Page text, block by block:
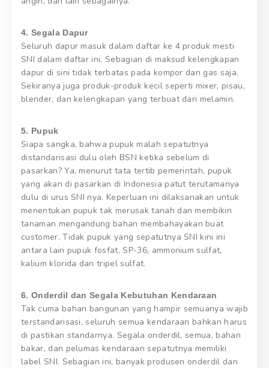
4. Segala Dapur
Seluruh dapur masuk dalam daftar ke 4 produk mesti
SNI dalam daftar ini. Sebagian di maksud kelengkapan
dapur di sini tidak terbatas pada kompor dan gas saja.
Sekiranya juga produk-produk kecil seperti mixer, pisau,
blender, dan kelengkapan yang terbuat dari melamin.
5. Pupuk
Siapa sangka, bahwa pupuk malah sepatutnya
distandarisasi dulu oleh BSN ketika sebelum di
pasarkan? Ya, menurut tata tertib pemerintah, pupuk
yang akan di pasarkan di Indonesia patut terutamanya
dulu di urus SNI nya. Keperluan ini dilaksanakan untuk
menentukan pupuk tak merusak tanah dan membikin
tanaman mengandung bahan membahayakan buat
customer. Tidak pupuk yang sepatutnya SNI kini ini
antara lain pupuk fosfat, SP-36, ammonium sulfat,
kalium klorida dan tripel sulfat.
6. Onderdil dan Segala Kebutuhan Kendaraan
Tak cuma bahan bangunan yang hampir semuanya wajib
terstandarisasi, seluruh semua kendaraan bahkan harus
di pastikan standarnya. Segala onderdil, semua, bahan
bakar, dan pelumas kendaraan sepatutnya memiliki
label SNI. Sebagian ini, banyak produsen onderdil dan